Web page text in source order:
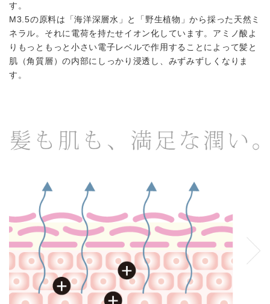
す。
M3.5の原料は「海洋深層水」と「野生植物」から採った天然ミ
ネラル。それに電荷を持たせイオン化しています。アミノ酸よ
りもっともっと小さい電子レベルで作用することによって髪と
肌（角質層）の内部にしっかり浸透し、みずみずしくなりま
す。